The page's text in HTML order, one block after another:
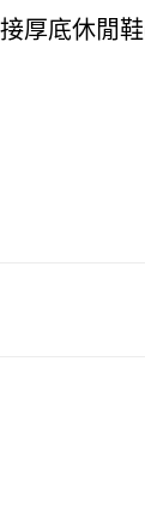
厚底休閒